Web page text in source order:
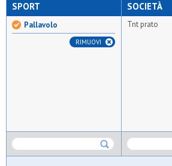
SPORT
Pallavolo
RIMUOVI
SOCIETÀ
Tnt prato